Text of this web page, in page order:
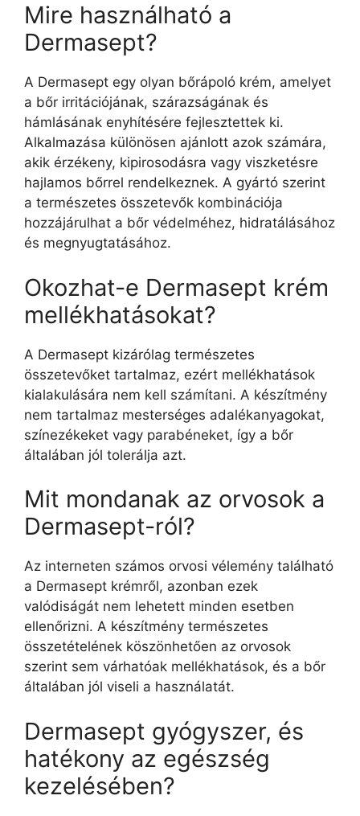
Mire használható a
Dermasept?
A Dermasept egy olyan bőrápoló krém, amelyet
a bőr irritációjának, szárazságának és
hámlásának enyhítésére fejlesztettek ki.
Alkalmazása különösen ajánlott azok számára,
akik érzékeny, kipirosodásra vagy viszketésre
hajlamos bőrrel rendelkeznek. A gyártó szerint
a természetes összetevők kombinációja
hozzájárulhat a bőr védelméhez, hidratálásához
és megnyugtatásához.
Okozhat-e Dermasept krém
mellékhatásokat?
A Dermasept kizárólag természetes
összetevőket tartalmaz, ezért mellékhatások
kialakulására nem kell számítani. A készítmény
nem tartalmaz mesterséges adalékanyagokat,
színezékeket vagy parabéneket, így a bőr
általában jól tolerálja azt.
Mit mondanak az orvosok a
Dermasept-ról?
Az interneten számos orvosi vélemény található
a Dermasept krémről, azonban ezek
valódiságát nem lehetett minden esetben
ellenőrizni. A készítmény természetes
összetételének köszönhetően az orvosok
szerint sem várhatóak mellékhatások, és a bőr
általában jól viseli a használatát.
Dermasept gyógyszer, és
hatékony az egészség
kezelésében?